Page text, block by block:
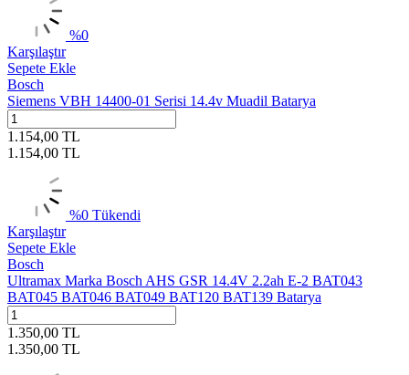
%0
Karşılaştır
Sepete Ekle
Bosch
Siemens VBH 14400-01 Serisi 14.4v Muadil Batarya
1.154,00 TL
1.154,00 TL
%0 Tükendi
Karşılaştır
Sepete Ekle
Bosch
Ultramax Marka Bosch AHS GSR 14.4V 2.2ah E-2 BAT043
BAT045 BAT046 BAT049 BAT120 BAT139 Batarya
1.350,00 TL
1.350,00 TL